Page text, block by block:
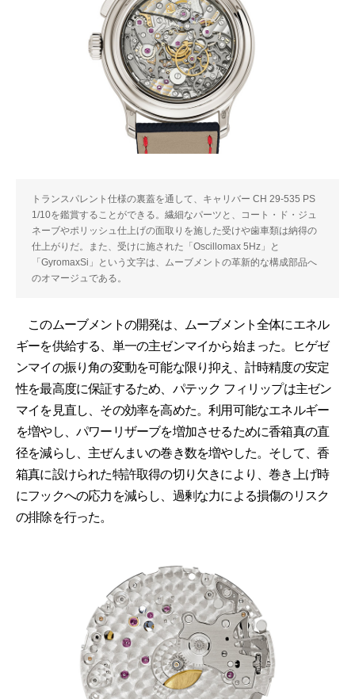
トランスパレント仕様の裏蓋を通して、キャリバー CH 29-535 PS
1/10を鑑賞することができる。繊細なパーツと、コート・ド・ジュ
ネーブやポリッシュ仕上げの面取りを施した受けや歯車類は納得の
仕上がりだ。また、受けに施された「Oscillomax 5Hz」と
「GyromaxSi」という文字は、ムーブメントの革新的な構成部品へ
のオマージュである。
このムーブメントの開発は、ムーブメント全体にエネル
ギーを供給する、単一の主ゼンマイから始まった。ヒゲゼ
ンマイの振り角の変動を可能な限り抑え、計時精度の安定
性を最高度に保証するため、パテック フィリップは主ゼン
マイを見直し、その効率を高めた。利用可能なエネルギー
を増やし、パワーリザーブを増加させるために香箱真の直
径を減らし、主ぜんまいの巻き数を増やした。そして、香
箱真に設けられた特許取得の切り欠きにより、巻き上げ時
にフックへの応力を減らし、過剰な力による損傷のリスク
の排除を行った。